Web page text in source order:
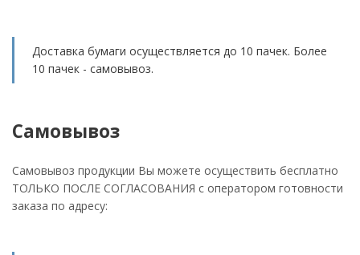
Доставка бумаги осуществляется до 10 пачек. Более
10 пачек - самовывоз.
Самовывоз
Самовывоз продукции Вы можете осуществить бесплатно
ТОЛЬКО ПОСЛЕ СОГЛАСОВАНИЯ с оператором готовности
заказа по адресу: